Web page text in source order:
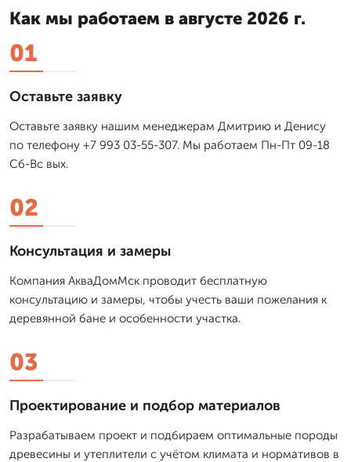
Как мы работаем в августе 2026 г.
01
Оставьте заявку
Оставьте заявку нашим менеджерам Дмитрию и Денису
по телефону +7 993 03-55-307. Мы работаем Пн-Пт 09-18
Сб-Вс вых.
02
Консультация и замеры
Компания АкваДомМск проводит бесплатную
консультацию и замеры, чтобы учесть ваши пожелания к
деревянной бане и особенности участка.
03
Проектирование и подбор материалов
Разрабатываем проект и подбираем оптимальные породы
древесины и утеплители с учётом климата и нормативов в